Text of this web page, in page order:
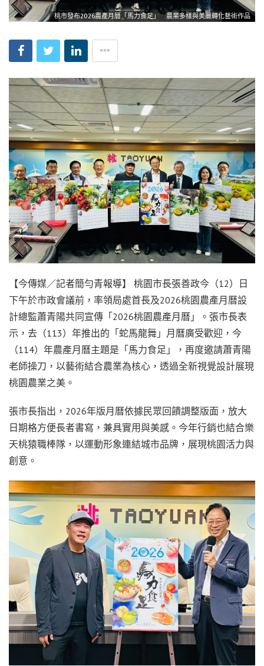
桃市發布2026農產月曆「馬力食足」 農業多樣與美麗轉化藝術作品
【今傳媒／記者簡勻青報導】 桃園市長張善政今（12）日
下午於市政會議前，率領局處首長及2026桃園農產月曆設
計總監蕭青陽共同宣傳「2026桃園農產月曆」。張市長表
示，去（113）年推出的「蛇馬龍舞」月曆廣受歡迎，今
（114）年農產月曆主題是「馬力食足」，再度邀請蕭青陽
老師操刀，以藝術結合農業為核心，透過全新視覺設計展現
桃園農業之美。
張市長指出，2026年版月曆依據民眾回饋調整版面，放大
日期格方便長者書寫，兼具實用與美感。今年行銷也結合樂
天桃猿職棒隊，以運動形象連結城市品牌，展現桃園活力與
創意。